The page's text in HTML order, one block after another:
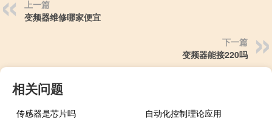
上一篇
变频器维修哪家便宜
下一篇
变频器能接220吗
相关问题
传感器是芯片吗
自动化控制理论应用